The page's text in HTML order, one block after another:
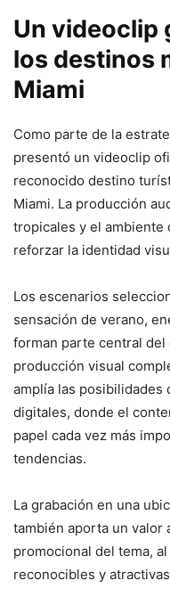
Un videoclip
los destinos
Miami
Como parte de la
presentó un videoclip
reconocido destino
Miami. La producción
tropicales y el ambiente
reforzar la identidad
Los escenarios
sensación de verano,
forman parte central
producción visual
amplía las posibilidades
digitales, donde el
papel cada vez más
tendencias.
La grabación en una
también aporta un valor
promocional del tema,
reconocibles y